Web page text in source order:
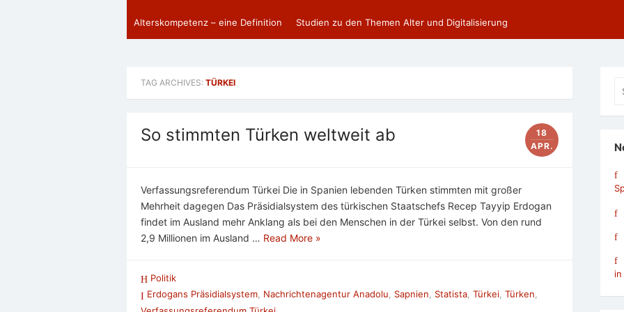
Alterskompetenz – eine Definition Studien zu den Themen Alter und Digitalisierung
TAG ARCHIVES: TÜRKEI
So stimmten Türken weltweit ab
18
APR.
Verfassungsreferendum Türkei Die in Spanien lebenden Türken stimmten mit großer
Mehrheit dagegen Das Präsidialsystem des türkischen Staatschefs Recep Tayyip Erdogan
findet im Ausland mehr Anklang als bei den Menschen in der Türkei selbst. Von den rund
2,9 Millionen im Ausland … Read More »
Politik
Erdogans Präsidialsystem, Nachrichtenagentur Anadolu, Sapnien, Statista, Türkei, Türken,